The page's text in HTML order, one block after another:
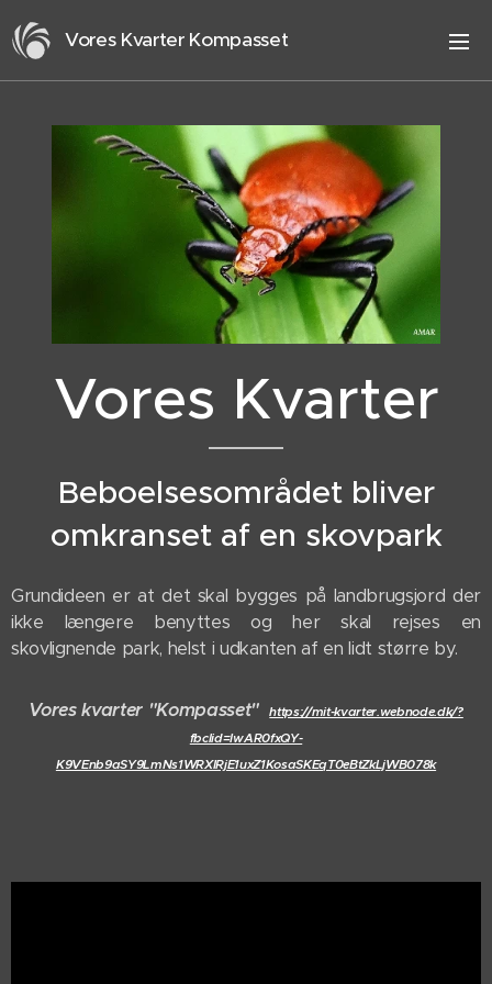
Vores Kvarter Kompasset
Vores Kvarter
Beboelsesområdet bliver
omkranset af en skovpark
Grundideen er at det skal bygges på landbrugsjord der
ikke længere benyttes og her skal rejses en
skovlignende park, helst i udkanten af en lidt større by.
Vores kvarter "Kompasset"https://mit-kvarter.webnode.dk/?
fbclid=IwAR0fxQY-
K9VEnb9aSY9LmNs1WRXIRjE1uxZ1KosaSKEqT0eBtZkLjWB078k